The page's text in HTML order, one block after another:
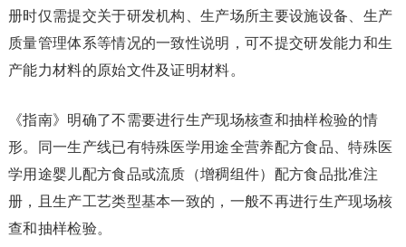
册时仅需提交关于研发机构、生产场所主要设施设备、生产
质量管理体系等情况的一致性说明，可不提交研发能力和生
产能力材料的原始文件及证明材料。
《指南》明确了不需要进行生产现场核查和抽样检验的情
形。同一生产线已有特殊医学用途全营养配方食品、特殊医
学用途婴儿配方食品或流质（增稠组件）配方食品批准注
册，且生产工艺类型基本一致的，一般不再进行生产现场核
查和抽样检验。